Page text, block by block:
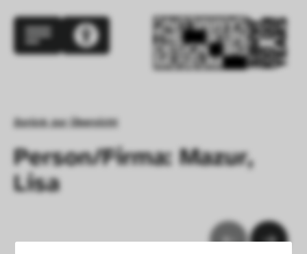
Zurück zur Übersicht
Person/Firma: Mazur,
Lisa